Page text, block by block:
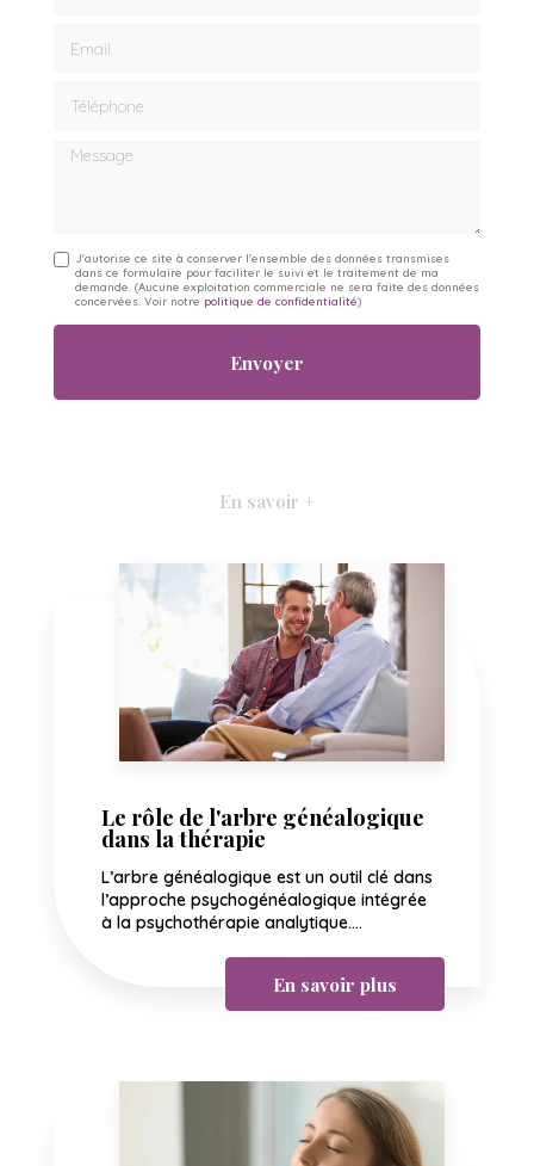
Message
J'autorise ce site à conserver l'ensemble des données transmises
dans ce formulaire pour faciliter le suivi et le traitement de ma
demande.(Aucune exploitation commerciale ne sera faite des données
concervées. Voir notre politique de confidentialité)
En savoir +
Le rôle de l'arbre généalogique
dans la thérapie
L’arbre généalogique est un outil clé dans
l’approche psychogénéalogique intégrée
à la psychothérapie analytique....
En savoir plus